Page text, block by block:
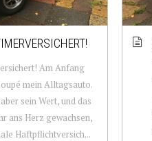
Am Anfang
mein Alltagsauto.
sein Wert, und das
ans Herz gewachsen,
Haftpflichtversich...